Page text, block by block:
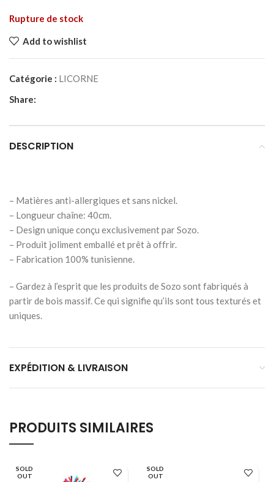
Rupture de stock
Add to wishlist
Catégorie : LICORNE
Share:
DESCRIPTION
– Matières anti-allergiques et sans nickel.
– Longueur chaîne: 40cm.
– Design unique conçu exclusivement par Sozo.
– Produit joliment emballé et prêt à offrir.
– Fabrication 100% tunisienne.
– Gardez à l’esprit que les produits de Sozo sont fabriqués à
partir de bois massif. Ce qui signifie qu’ils sont tous texturés et
uniques.
EXPÉDITION & LIVRAISON
PRODUITS SIMILAIRES
SOLD
OUT
SOLD
OUT